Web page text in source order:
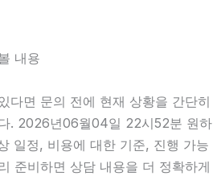
내용
다면 문의 전에 현재 상황을 간단히
. 2026년06월04일 22시52분 원하
일정, 비용에 대한 기준, 진행 가능
준비하면 상담 내용을 더 정확하게